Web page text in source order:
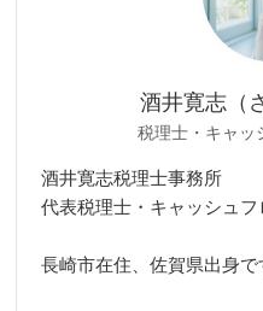
酒井寛志（
税理士・キャッ
酒井寛志税理士事務所
代表税理士・キャッシュ
長崎市在住、佐賀県出身で